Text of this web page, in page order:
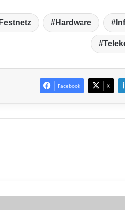
Festnetz Hardware
Facebook X